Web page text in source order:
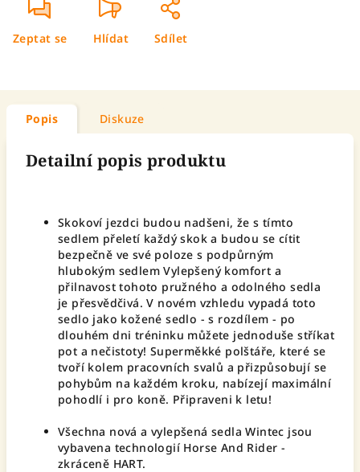
Zeptat se Hlídat Sdílet
Popis Diskuze
Detailní popis produktu
Skokoví jezdci budou nadšeni, že s tímto
sedlem přeletí každý skok a budou se cítit
bezpečně ve své poloze s podpůrným
hlubokým sedlem Vylepšený komfort a
přilnavost tohoto pružného a odolného sedla
je přesvědčivá. V novém vzhledu vypadá toto
sedlo jako kožené sedlo - s rozdílem - po
dlouhém dni tréninku můžete jednoduše stříkat
pot a nečistoty! Superměkké polštáře, které se
tvoří kolem pracovních svalů a přizpůsobují se
pohybům na každém kroku, nabízejí maximální
pohodlí i pro koně. Připraveni k letu!
Všechna nová a vylepšená sedla Wintec jsou
vybavena technologií Horse And Rider -
zkráceně HART.